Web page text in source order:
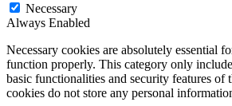
Necessary
Always Enabled
Necessary cookies are absolutely essential
function properly. This category only
basic functionalities and security features of
cookies do not store any personal